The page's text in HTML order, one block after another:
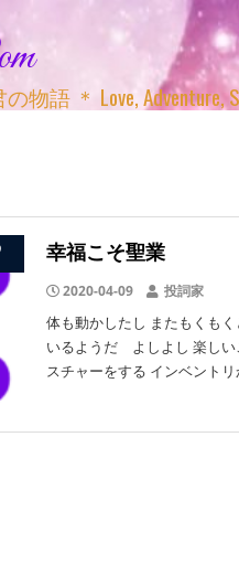
語 ＊ Love,
幸福こそ聖業
2020-04-09 投詞家
体も動かしたし またもくも
いるようだ よしよし 楽し
スチャーをする インベント